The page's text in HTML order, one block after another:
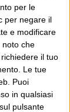
per le
per negare il
e modificare
noto che
il tuo
Le tue
Puoi
in qualsiasi
pulsante